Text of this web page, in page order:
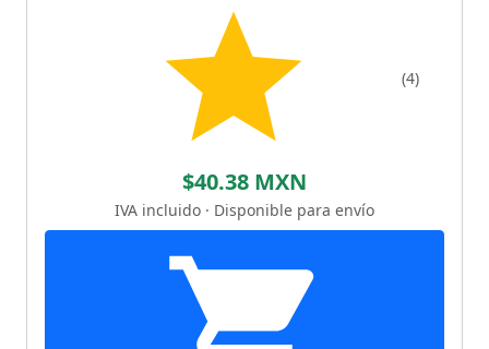
(4)
$40.38 MXN
IVA incluido · Disponible para envío